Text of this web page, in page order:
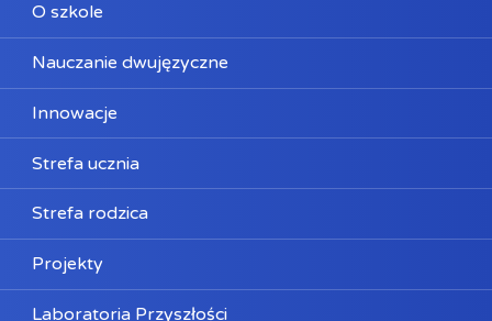
O szkole
Nauczanie dwujęzyczne
Innowacje
Strefa ucznia
Strefa rodzica
Projekty
Laboratoria Przyszłości